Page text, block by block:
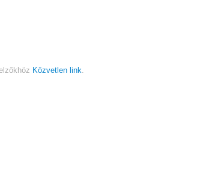
Közvetlen link